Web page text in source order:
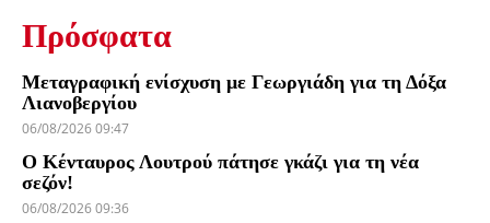
Πρόσφατα
Μεταγραφική ενίσχυση με Γεωργιάδη για τη Δόξα
Λιανοβεργίου
06/08/2026 09:47
Ο Κένταυρος Λουτρού πάτησε γκάζι για τη νέα
σεζόν!
06/08/2026 09:36